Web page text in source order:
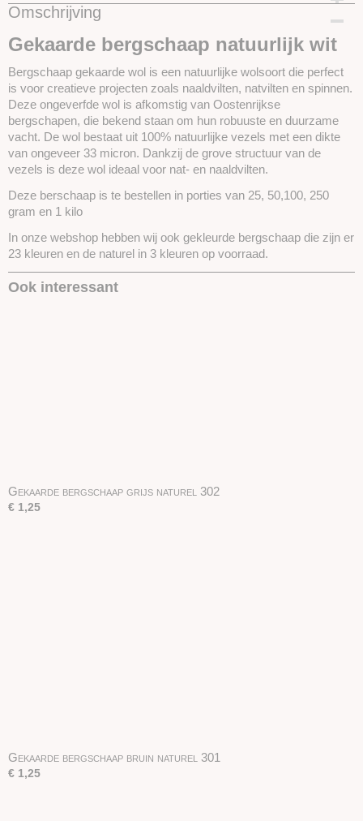
Productcode
Omschrijving
Gekaarde bergschaap natuurlijk wit
Bergschaap gekaarde wol is een natuurlijke wolsoort die perfect
is voor creatieve projecten zoals naaldvilten, natvilten en spinnen.
Deze ongeverfde wol is afkomstig van Oostenrijkse
bergschapen, die bekend staan om hun robuuste en duurzame
vacht. De wol bestaat uit 100% natuurlijke vezels met een dikte
van ongeveer 33 micron. Dankzij de grove structuur van de
vezels is deze wol ideaal voor nat- en naaldvilten.
Deze berschaap is te bestellen in porties van 25, 50,100, 250
gram en 1 kilo
In onze webshop hebben wij ook gekleurde bergschaap die zijn er
23 kleuren en de naturel in 3 kleuren op voorraad.
Ook interessant
Gekaarde bergschaap grijs naturel 302
€ 1,25
Gekaarde bergschaap bruin naturel 301
€ 1,25